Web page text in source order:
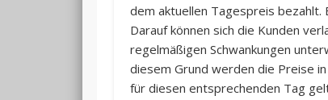
dem aktuellen Tagespreis
Darauf können sich die Kunden
regelmäßigen Schwankungen
diesem Grund werden die Preise
für diesen entsprechenden Tag